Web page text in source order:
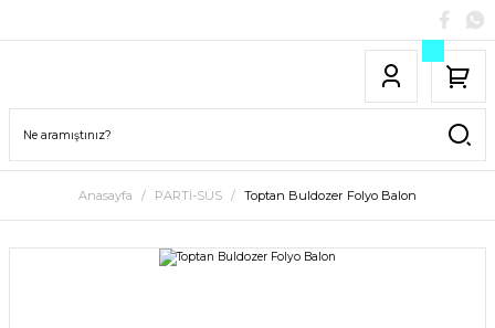
Anasayfa PARTİ-SÜS Toptan Buldozer Folyo Balon